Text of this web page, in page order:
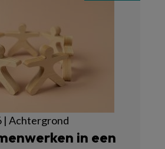
| Achtergrond
in een